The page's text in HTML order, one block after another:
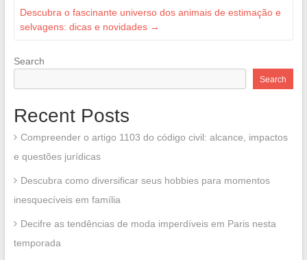
Descubra o fascinante universo dos animais de estimação e
selvagens: dicas e novidades →
Search
Search
Recent Posts
Compreender o artigo 1103 do código civil: alcance, impactos
e questões jurídicas
Descubra como diversificar seus hobbies para momentos
inesquecíveis em família
Decifre as tendências de moda imperdíveis em Paris nesta
temporada